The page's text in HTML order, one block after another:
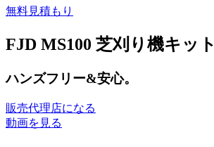
無料見積もり
FJD MS100 芝刈り機キット
ハンズフリー&安心。
販売代理店になる
動画を見る